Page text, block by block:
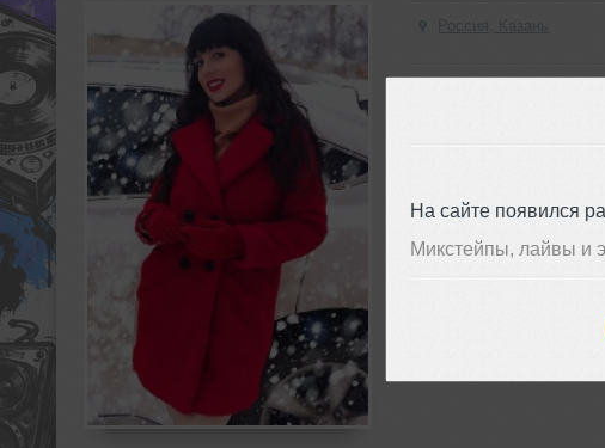
На сайте появился
Микстейпы, лайвы и